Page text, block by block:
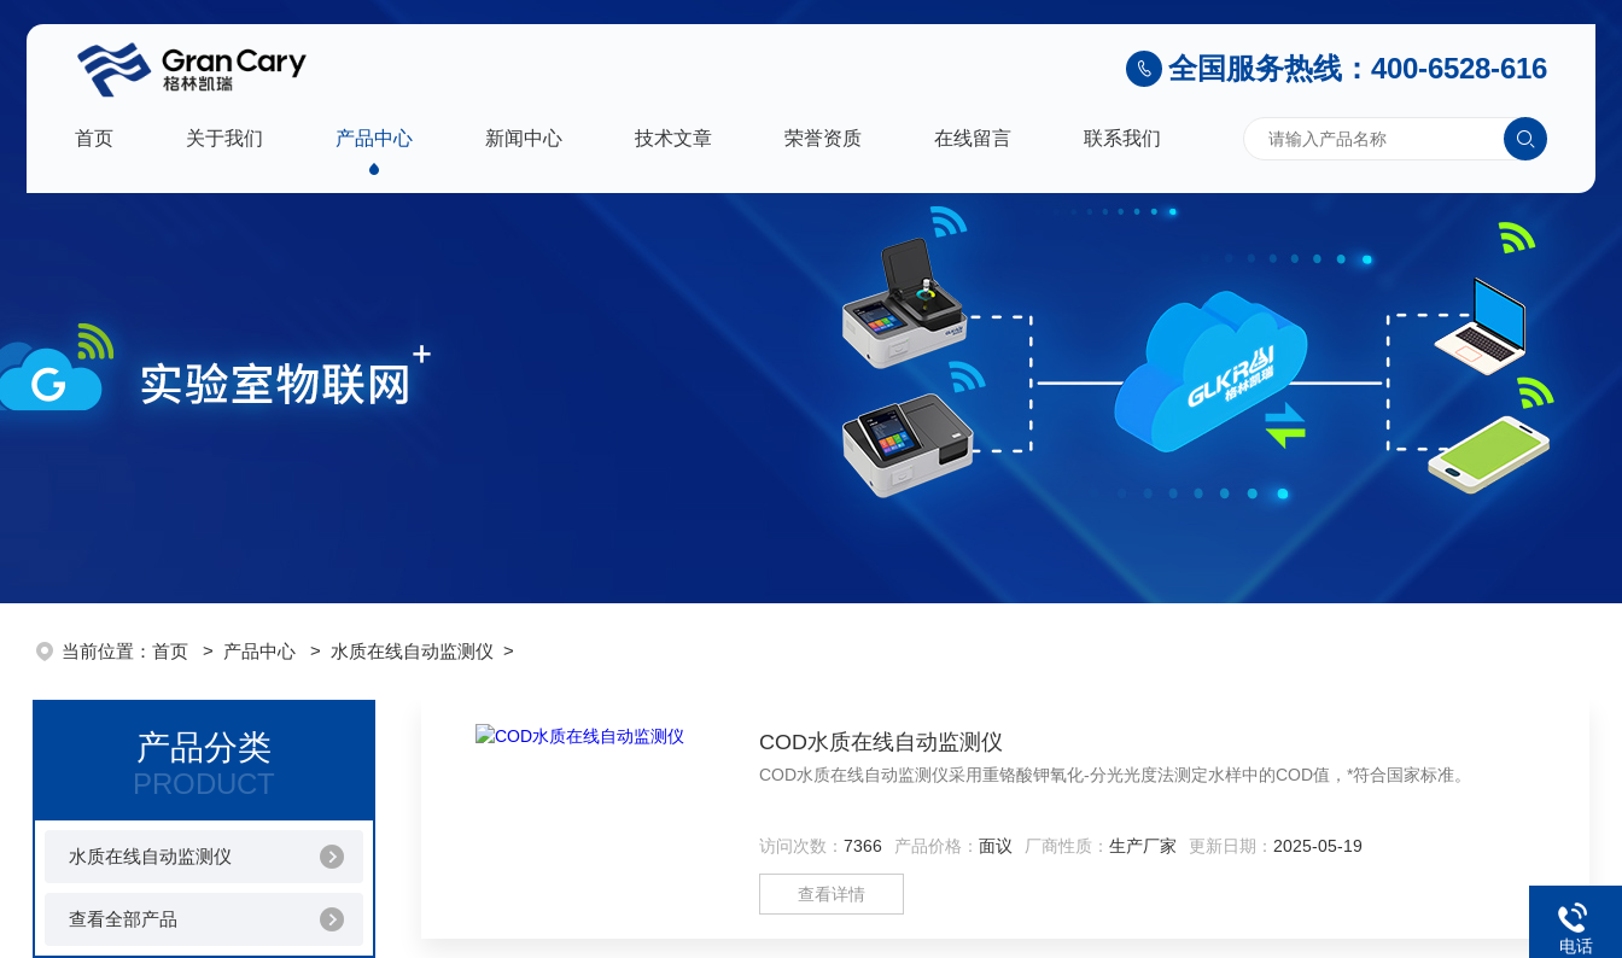
全国服务热线：400-6528-616
首页 关于我们 产品中心 新闻中心 技术文章 荣誉资质 在线留言 联系我们
当前位置： 首页 > 产品中心 > 水质在线自动监测仪 >
产品分类
PRODUCT
水质在线自动监测仪
查看全部产品
COD水质在线自动监测仪
COD水质在线自动监测仪采用重铬酸钾氧化-分光光度法测定水样中的COD值，*符合国家标准。
访问次数：7366 产品价格：面议 厂商性质：生产厂家 更新日期： 2025-05-19
查看详情
电话